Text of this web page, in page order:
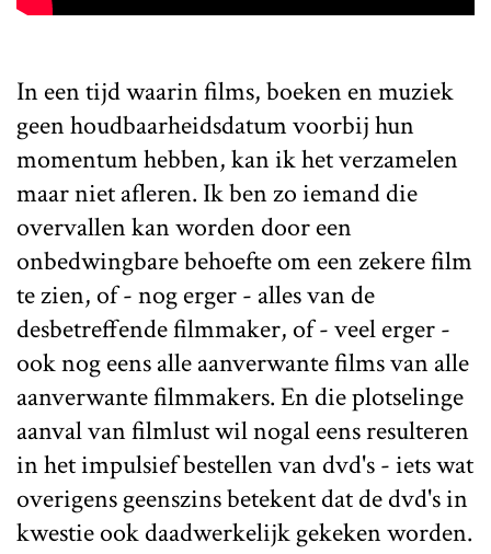
In een tijd waarin films, boeken en muziek
geen houdbaarheidsdatum voorbij hun
momentum hebben, kan ik het verzamelen
maar niet afleren. Ik ben zo iemand die
overvallen kan worden door een
onbedwingbare behoefte om een zekere film
te zien, of - nog erger - alles van de
desbetreffende filmmaker, of - veel erger -
ook nog eens alle aanverwante films van alle
aanverwante filmmakers. En die plotselinge
aanval van filmlust wil nogal eens resulteren
in het impulsief bestellen van dvd's - iets wat
overigens geenszins betekent dat de dvd's in
kwestie ook daadwerkelijk gekeken worden.